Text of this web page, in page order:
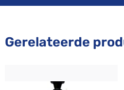
Gerelateerde